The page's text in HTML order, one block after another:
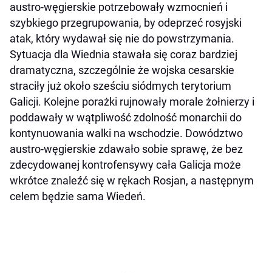
austro-węgierskie potrzebowały wzmocnień i
szybkiego przegrupowania, by odeprzeć rosyjski
atak, który wydawał się nie do powstrzymania.
Sytuacja dla Wiednia stawała się coraz bardziej
dramatyczna, szczególnie że wojska cesarskie
straciły już około sześciu siódmych terytorium
Galicji. Kolejne porażki rujnowały morale żołnierzy i
poddawały w wątpliwość zdolność monarchii do
kontynuowania walki na wschodzie. Dowództwo
austro-węgierskie zdawało sobie sprawę, że bez
zdecydowanej kontrofensywy cała Galicja może
wkrótce znaleźć się w rękach Rosjan, a następnym
celem będzie sama Wiedeń.